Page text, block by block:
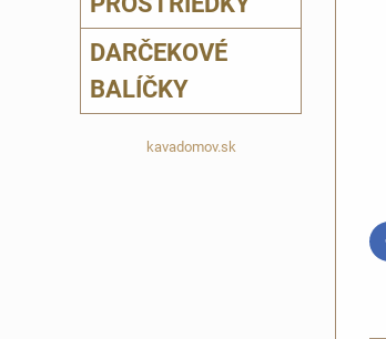
DARČEKOVÉ
BALÍČKY
kavadomov.sk